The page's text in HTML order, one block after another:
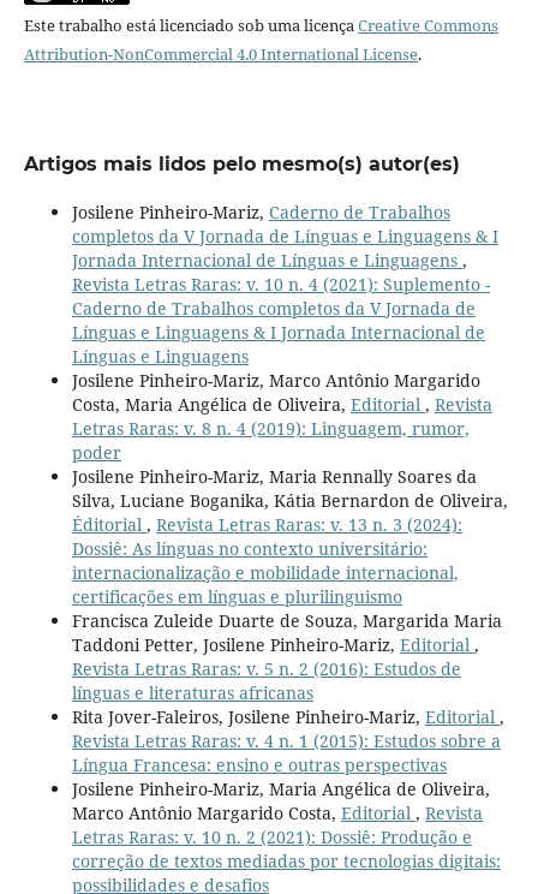
Este trabalho está licenciado sob uma licençaCreative Commons
Attribution-NonCommercial 4.0 International License.
Artigos mais lidos pelo mesmo(s) autor(es)
Josilene Pinheiro-Mariz, Caderno de Trabalhos
completos da V Jornada de Línguas e Linguagens & I
Jornada Internacional de Línguas e Linguagens ,
Revista Letras Raras: v. 10 n. 4 (2021): Suplemento -
Caderno de Trabalhos completos da V Jornada de
Línguas e Linguagens & I Jornada Internacional de
Línguas e Linguagens
Josilene Pinheiro-Mariz, Marco Antônio Margarido
Costa, Maria Angélica de Oliveira, Editorial , Revista
Letras Raras: v. 8 n. 4 (2019): Linguagem, rumor,
poder
Josilene Pinheiro-Mariz, Maria Rennally Soares da
Silva, Luciane Boganika, Kátia Bernardon de Oliveira,
Éditorial , Revista Letras Raras: v. 13 n. 3 (2024):
Dossiê: As línguas no contexto universitário:
internacionalização e mobilidade internacional,
certificações em línguas e plurilinguismo
Francisca Zuleide Duarte de Souza, Margarida Maria
Taddoni Petter, Josilene Pinheiro-Mariz, Editorial ,
Revista Letras Raras: v. 5 n. 2 (2016): Estudos de
línguas e literaturas africanas
Rita Jover-Faleiros, Josilene Pinheiro-Mariz, Editorial ,
Revista Letras Raras: v. 4 n. 1 (2015): Estudos sobre a
Língua Francesa: ensino e outras perspectivas
Josilene Pinheiro-Mariz, Maria Angélica de Oliveira,
Marco Antônio Margarido Costa, Editorial , Revista
Letras Raras: v. 10 n. 2 (2021): Dossiê: Produção e
correção de textos mediadas por tecnologias digitais:
possibilidades e desafios